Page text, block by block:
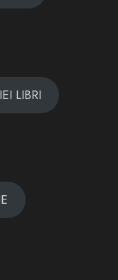
LIBRI